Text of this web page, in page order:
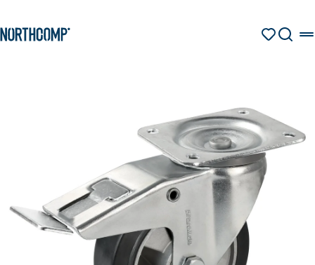
Zur Navigation springen
SUCHE
Sprache auswählen
DE